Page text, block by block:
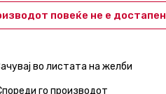
повеќе не е достапен
во листата на желби
го производот